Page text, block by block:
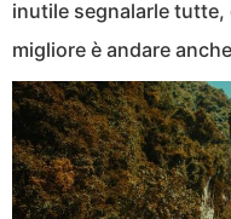
inutile segnalarle tutte,
migliore è andare